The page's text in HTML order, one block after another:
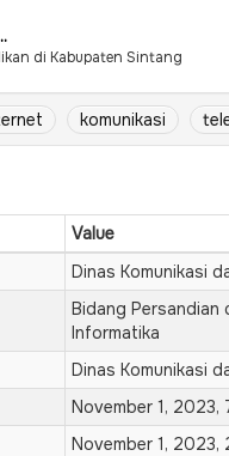
di Kabupaten Sintang
komunikasi
Value
Dinas Komunikasi
Bidang Persandian
Informatika
Dinas Komunikasi
November 1, 2023,
November 1, 2023,